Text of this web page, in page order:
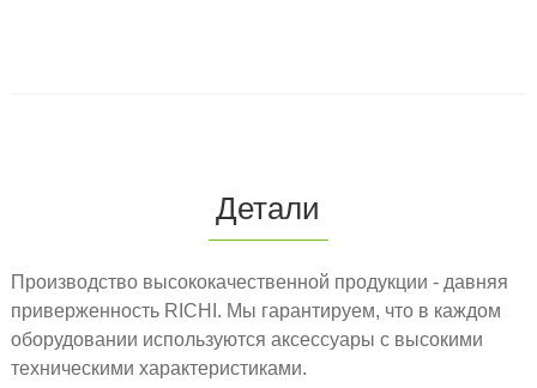
Детали
Производство высококачественной продукции - давняя
приверженность RICHI. Мы гарантируем, что в каждом
оборудовании используются аксессуары с высокими
техническими характеристиками.